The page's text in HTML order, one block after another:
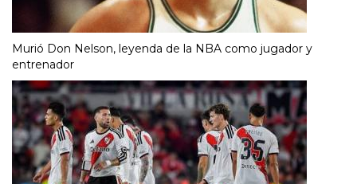
Murió Don Nelson, leyenda de la NBA como jugador y
entrenador